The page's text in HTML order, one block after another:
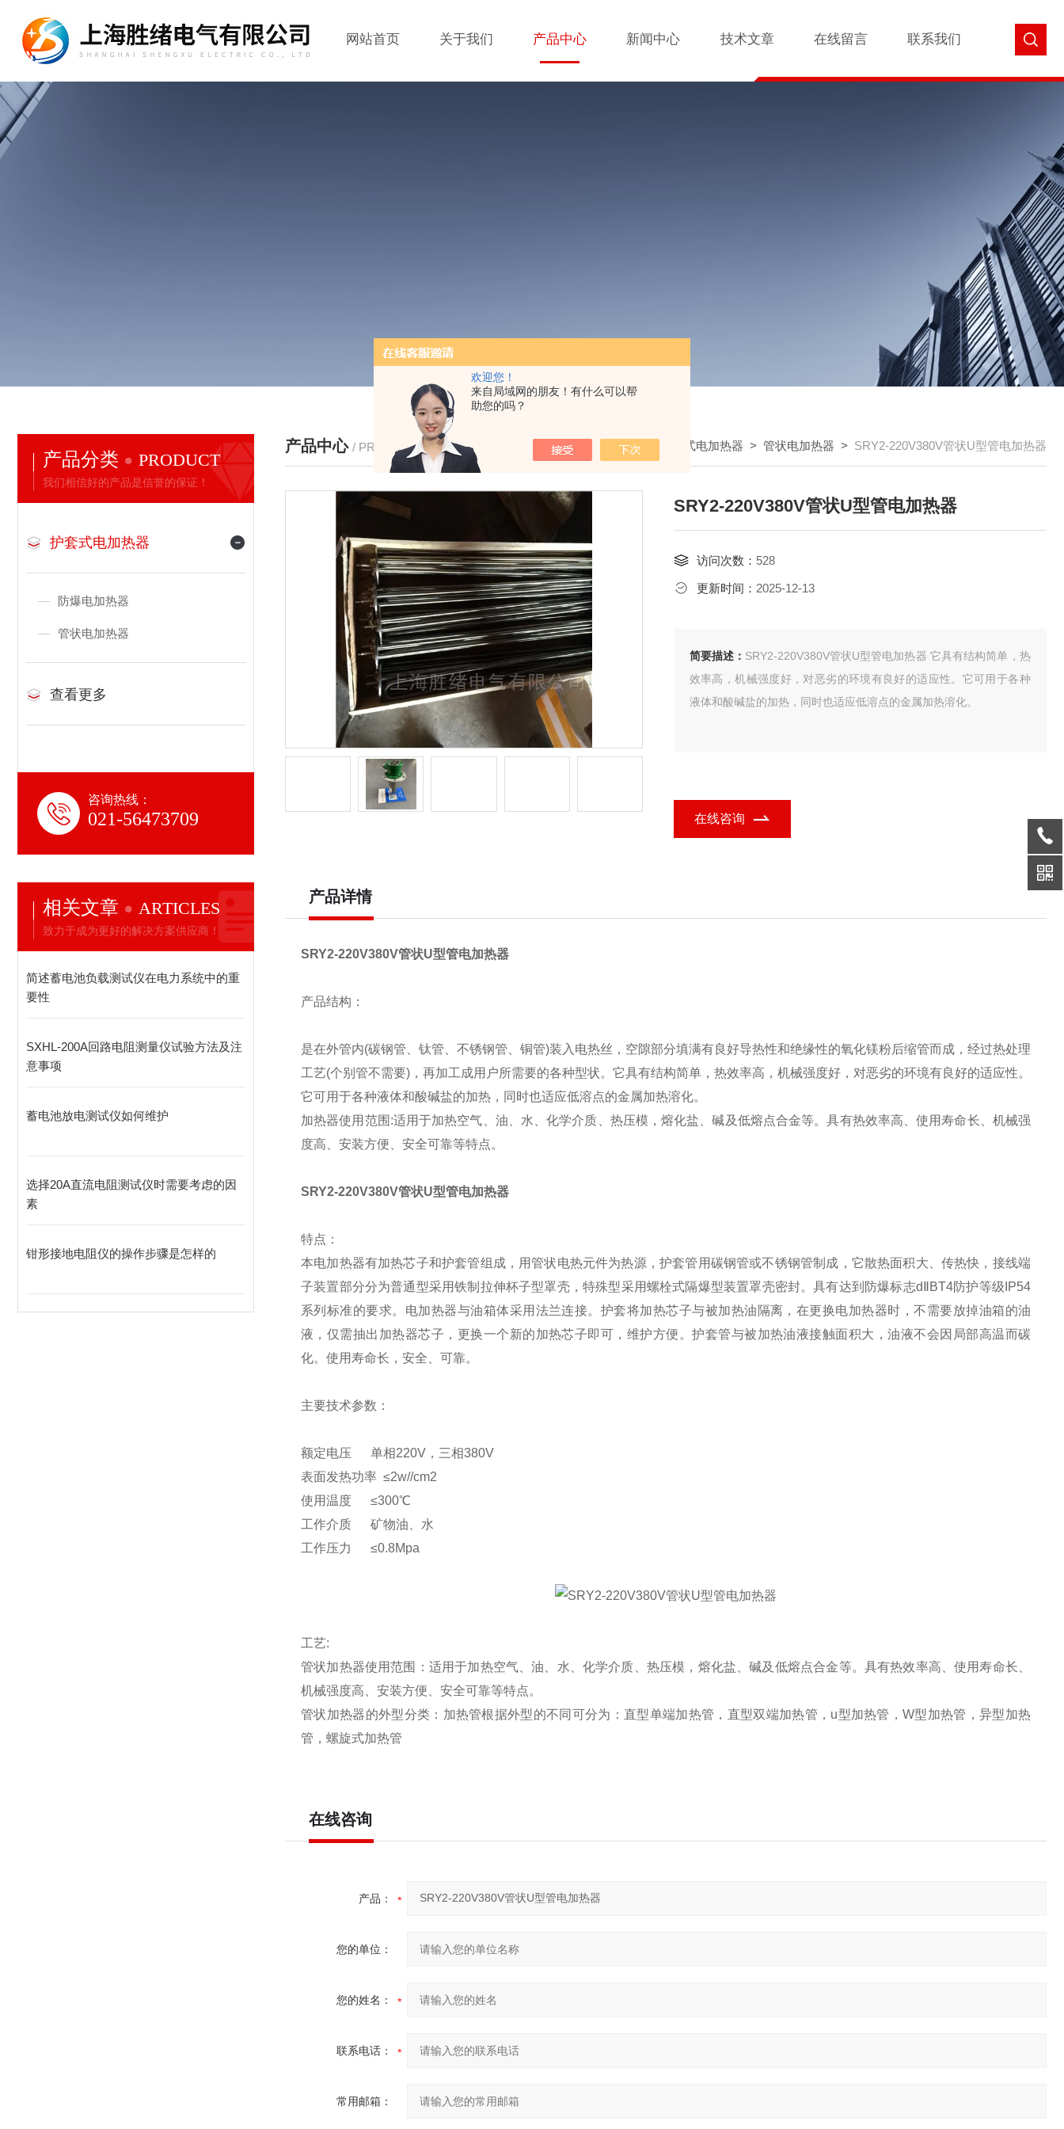
欢迎您！
来自局域网的朋友！有什么可以帮
助您的吗？
网站首页 关于我们 产品中心 新闻中心 技术文章 在线留言 联系我们
产品分类 PRODUCT
我们相信好的产品是信誉的保证！
护套式电加热器
防爆电加热器
管状电加热器
查看更多
咨询热线：
021-56473709
相关文章 ARTICLES
致力于成为更好的解决方案供应商！
简述蓄电池负载测试仪在电力系统中的重
要性
SXHL-200A回路电阻测量仪试验方法及注
意事项
蓄电池放电测试仪如何维护
选择20A直流电阻测试仪时需要考虑的因
素
​钳形接地电阻仪的操作步骤是怎样的
产品中心 / PRODUCTS 首页 产品中心 护套式电加热器 > 管状电加热器 > SRY2-220V380V管状U型管电加热器
SRY2-220V380V管状U型管电加热器
访问次数： 528
更新时间： 2025-12-13
简要描述： SRY2-220V380V管状U型管电加热器 它具有结构简单，热
效率高，机械强度好，对恶劣的环境有良好的适应性。它可用于各种
液体和酸碱盐的加热，同时也适应低溶点的金属加热溶化。
在线咨询
产品详情
SRY2-220V380V管状U型管电加热器
产品结构：
是在外管内(碳钢管、钛管、不锈钢管、铜管)装入电热丝，空隙部分填满有良好导热性和绝缘性的氧化镁粉后缩管而成，经过热处理
工艺(个别管不需要)，再加工成用户所需要的各种型状。它具有结构简单，热效率高，机械强度好，对恶劣的环境有良好的适应性。
它可用于各种液体和酸碱盐的加热，同时也适应低溶点的金属加热溶化。
加热器使用范围:适用于加热空气、油、水、化学介质、热压模，熔化盐、碱及低熔点合金等。具有热效率高、使用寿命长、机械强
度高、安装方便、安全可靠等特点。
SRY2-220V380V管状U型管电加热器
特点：
本电加热器有加热芯子和护套管组成，用管状电热元件为热源，护套管用碳钢管或不锈钢管制成，它散热面积大、传热快，接线端
子装置部分分为普通型采用铁制拉伸杯子型罩壳，特殊型采用螺栓式隔爆型装置罩壳密封。具有达到防爆标志dⅡBT4防护等级IP54
系列标准的要求。电加热器与油箱体采用法兰连接。护套将加热芯子与被加热油隔离，在更换电加热器时，不需要放掉油箱的油
液，仅需抽出加热器芯子，更换一个新的加热芯子即可，维护方便。护套管与被加热油液接触面积大，油液不会因局部高温而碳
化。使用寿命长，安全、可靠。
主要技术参数：
额定电压 单相220V，三相380V
表面发热功率 ≤2w//cm2
使用温度 ≤300℃
工作介质 矿物油、水
工作压力 ≤0.8Mpa
工艺:
管状加热器使用范围：适用于加热空气、油、水、化学介质、热压模，熔化盐、碱及低熔点合金等。具有热效率高、使用寿命长、
机械强度高、安装方便、安全可靠等特点。
管状加热器的外型分类：加热管根据外型的不同可分为：直型单端加热管，直型双端加热管，u型加热管，W型加热管，异型加热
管，螺旋式加热管
在线咨询
产品：
您的单位：
您的姓名：
联系电话：
常用邮箱：